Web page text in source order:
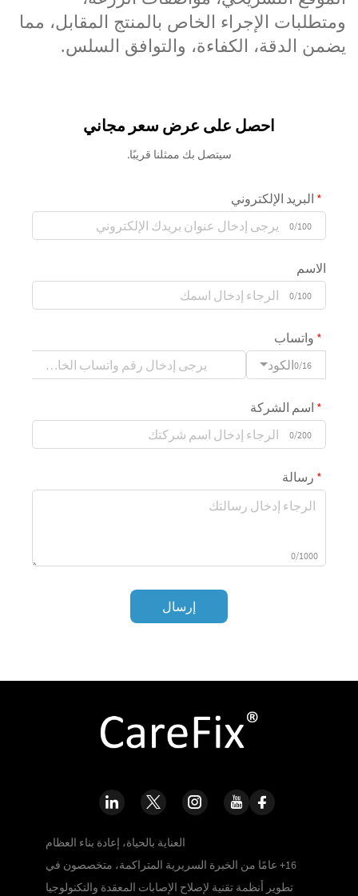
ومتطلبات الإجراء الخاص بالمنتج المقابل، مما
يضمن الدقة، الكفاءة، والتوافق السلس.
احصل على عرض سعر مجاني
سيتصل بك ممثلنا قريبًا.
البريد الإلكتروني
0/100
الاسم
0/100
واتساب
الكود0/16
اسم الشركة
0/200
رسالة
0/1000
إرسال
العناية بالحياة، إعادة بناء العظام
16+ عامًا من الخبرة السريرية المتراكمة، متخصصون في
تطوير أنظمة تقنية لإصلاح الإصابات المعقدة والتكنولوجيا